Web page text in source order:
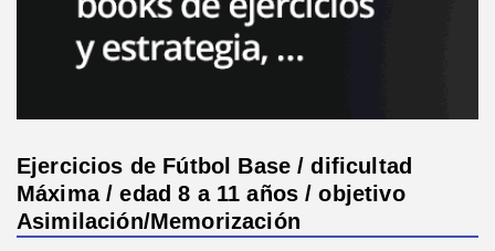
Ejercicios de Fútbol Base / dificultad
Máxima / edad 8 a 11 años / objetivo
Asimilación/Memorización